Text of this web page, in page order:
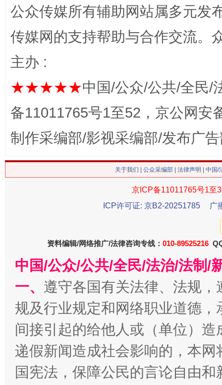
这是一记警钟！ 谢
在谋一域中谋全局
公众传媒所有辅助网站属多元发
传媒网的支持帮助与合作交流。
主办 :
★★★★★中国/公众/公共/全民/
备11011765号1至52，京公网安
制作采编部/影视采编部/发布广
关于我们 公众采编部 法律声明 | 中国
京ICP备11011765号1至
ICP许可证: 京B2-20251785
广
资料编辑/网络推广/法律咨询专线： 010-89525216
中国/公众/公共/全民/法治/法制/
一、 遵守各国有关法律、法规
规及行业规定和网络职业道德
间接引起的给他人或（单位）
递假新闻造成社会影响的，本
国宪法，保障公民的言论自由